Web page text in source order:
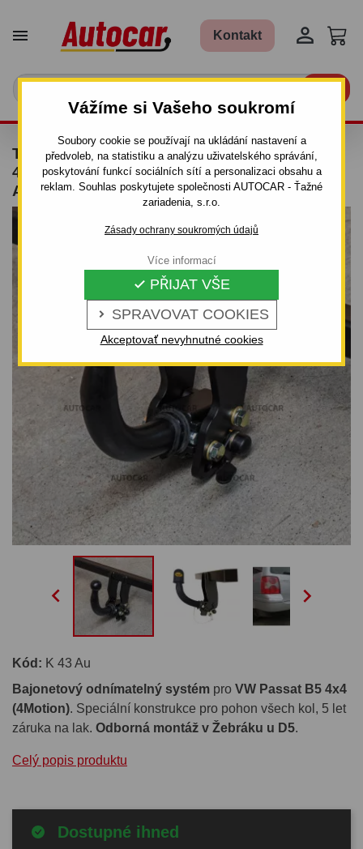
Vážíme si Vašeho soukromí
Soubory cookie se používají na ukládání nastavení a
předvoleb, na statistiku a analýzu uživatelského správání,
poskytování funkcí sociálních sítí a personalizaci obsahu a
reklam. Souhlas poskytujete společnosti AUTOCAR - Ťažné
zariadenia, s.r.o.
Zásady ochrany soukromých údajů
 SPRAVOVAT COOKIES
 PŘIJAT VŠE
Akceptovať nevyhnutné cookies
Více informací
 Kontakt 
TAŽNÉ ZAŘÍZENÍ PRO VW PASSAT B5 / B5.5
4X4 (1996–2005) – ODNÍMATELNÝ BAJONET
AUTO-HAK
 
Kód: K 43 Au
Bajonetový odnímatelný systém pro VW Passat B5 4x4
(4Motion). Speciální konstrukce pro pohon všech kol, 5 let
záruka na lak. Odborná montáž v Žebráku u D5.
Celý popis produktu
Dostupné ihned